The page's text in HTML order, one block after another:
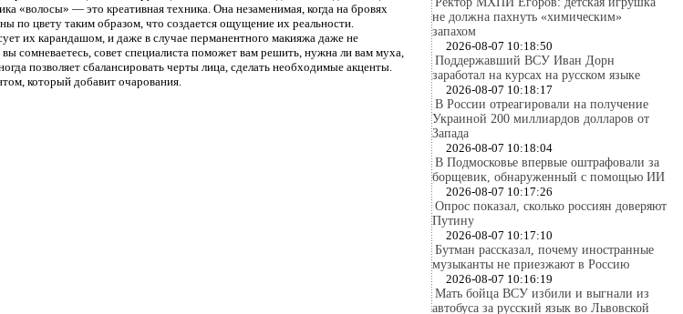
«волосы» — это креативная техника. Она незаменимая, когда на бровях
по цвету таким образом, что создается ощущение их реальности.
их карандашом, и даже в случае перманентного макияжа даже не
вы сомневаетесь, совет специалиста поможет вам решить, нужна ли вам муха,
позволяет сбалансировать черты лица, сделать необходимые акценты.
который добавит очарования.
не должна пахнуть «химическим»
запахом
2026-08-07 10:18:50
Поддержавший ВСУ Иван Дорн
заработал на курсах на русском языке
2026-08-07 10:18:17
В России отреагировали на получение
Украиной 200 миллиардов долларов от
Запада
2026-08-07 10:18:04
В Подмосковье впервые оштрафовали за
борщевик, обнаруженный с помощью ИИ
2026-08-07 10:17:26
Опрос показал, сколько россиян доверяют
Путину
2026-08-07 10:17:10
Бутман рассказал, почему иностранные
музыканты не приезжают в Россию
2026-08-07 10:16:19
Мать бойца ВСУ избили и выгнали из
автобуса за русский язык во Львовской